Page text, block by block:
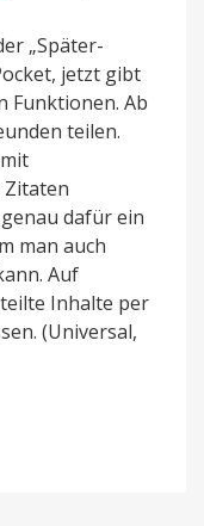
„Später-
jetzt gibt
Funktionen. Ab
teilen.
dafür ein
man auch
Auf
Inhalte per
(Universal,